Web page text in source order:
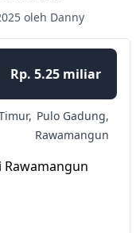
oleh Danny
Rp. 5.25 miliar
Pulo Gadung,
Rawamangun
Rawamangun